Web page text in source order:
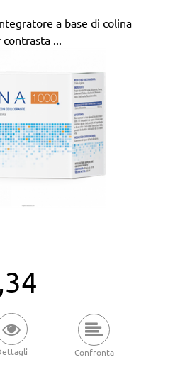
a base di colina
...
Confronta